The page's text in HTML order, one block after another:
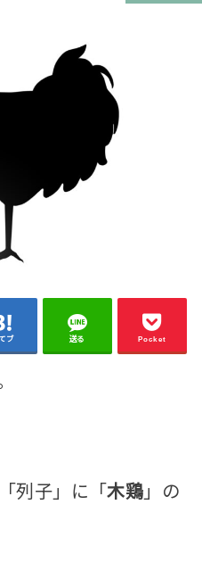
ブ 送る Pocket
列子」に「木鶏 」の